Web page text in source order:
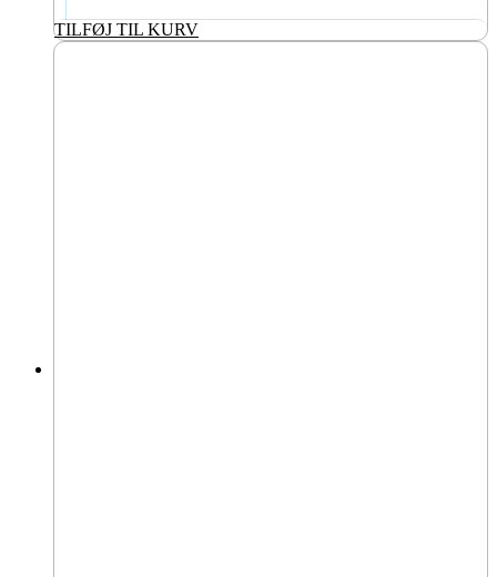
TILFØJ TIL KURV